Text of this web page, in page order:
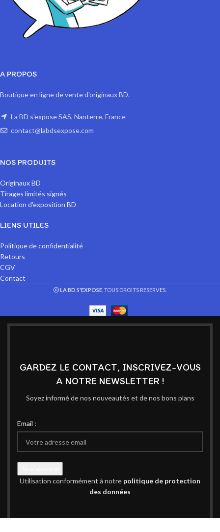
A PROPOS
Boutique en ligne de vente d'originaux BD.
La BD s'expose SAS, Nanterre, France
contact@labdsexpose.com
NOS PRODUITS
Originaux BD
Tirages limités signés
Location d'exposition BD
LIENS UTILES
Politique de confidentialité
Retours
CGV
Contact
LA BD S'EXPOSE , TOUS DROITS RESERVES.
GARDEZ LE CONTACT, INSCRIVEZ-VOUS
A NOTRE NEWSLETTER !
Soyez informé de nos nouveautés et de nos bons plans
Email :
Utilisation conformément à notre politique de protection
des données